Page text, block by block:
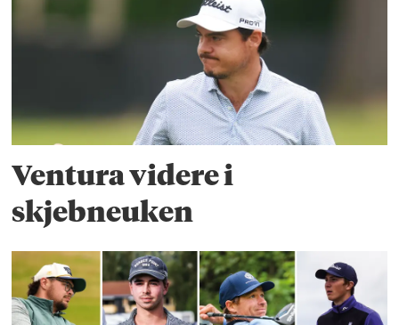
Ventura videre i
skjebneuken